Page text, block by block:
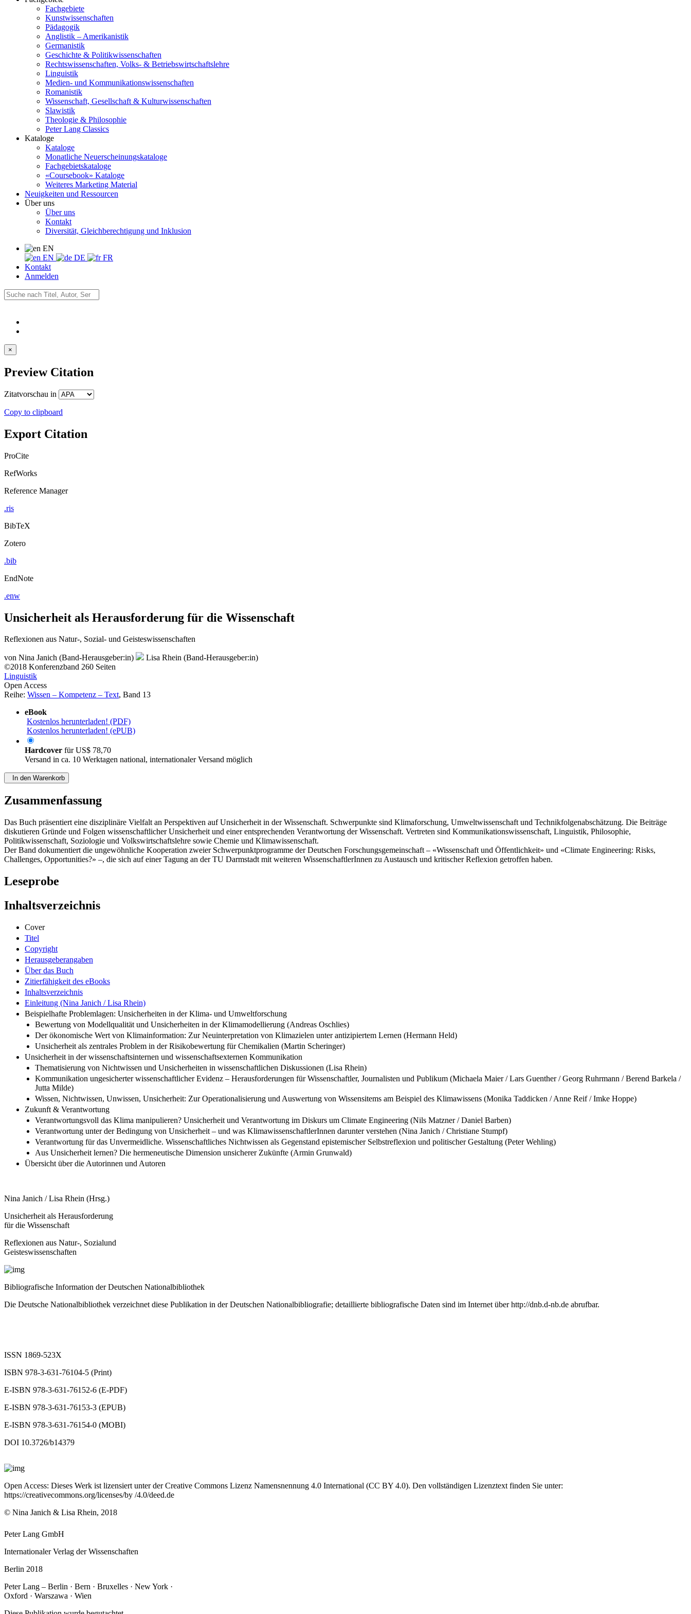
Fachgebiete
Kunstwissenschaften
Pädagogik
Anglistik – Amerikanistik
Germanistik
Geschichte & Politikwissenschaften
Rechtswissenschaften, Volks- & Betriebswirtschaftslehre
Linguistik
Medien- und Kommunikationswissenschaften
Romanistik
Wissenschaft, Gesellschaft & Kulturwissenschaften
Slawistik
Theologie & Philosophie
Peter Lang Classics
Kataloge
Kataloge
Monatliche Neuerscheinungskataloge
Fachgebietskataloge
«Coursebook» Kataloge
Weiteres Marketing Material
Neuigkeiten und Ressourcen
Über uns
Über uns
Kontakt
Diversität, Gleichberechtigung und Inklusion
EN
EN
DE
FR
Kontakt
Anmelden
×
Preview Citation
Zitatvorschau in
Copy to clipboard
Export Citation
ProCite
RefWorks
Reference Manager
.ris
BibTeX
Zotero
.bib
EndNote
.enw
Unsicherheit als Herausforderung für die Wissenschaft
Reflexionen aus Natur-, Sozial- und Geisteswissenschaften
von Nina Janich (Band-Herausgeber:in)
Lisa Rhein (Band-Herausgeber:in)
©2018 Konferenzband 260 Seiten
Linguistik
Open Access
Reihe: Wissen – Kompetenz – Text, Band 13
eBook
Kostenlos herunterladen! (PDF)
Kostenlos herunterladen! (ePUB)
Hardcover fürUS$ 78,70
Versand in ca. 10 Werktagen national, internationaler Versand möglich
In den Warenkorb
Zusammenfassung
Das Buch präsentiert eine disziplinäre Vielfalt an Perspektiven auf Unsicherheit in der Wissenschaft. Schwerpunkte sind Klimaforschung, Umweltwissenschaft und Technikfolgenabschätzung. Die Beiträge
diskutieren Gründe und Folgen wissenschaftlicher Unsicherheit und einer entsprechenden Verantwortung der Wissenschaft. Vertreten sind Kommunikationswissenschaft, Linguistik, Philosophie,
Politikwissenschaft, Soziologie und Volkswirtschaftslehre sowie Chemie und Klimawissenschaft.
Der Band dokumentiert die ungewöhnliche Kooperation zweier Schwerpunktprogramme der Deutschen Forschungsgemeinschaft – «Wissenschaft und Öffentlichkeit» und «Climate Engineering: Risks,
Challenges, Opportunities?» –, die sich auf einer Tagung an der TU Darmstadt mit weiteren WissenschaftlerInnen zu Austausch und kritischer Reflexion getroffen haben.
Leseprobe
Inhaltsverzeichnis
Cover
Titel
Copyright
Herausgeberangaben
Über das Buch
Zitierfähigkeit des eBooks
Inhaltsverzeichnis
Einleitung (Nina Janich / Lisa Rhein)
Beispielhafte Problemlagen: Unsicherheiten in der Klima- und Umweltforschung
Bewertung von Modellqualität und Unsicherheiten in der Klimamodellierung (Andreas Oschlies)
Der ökonomische Wert von Klimainformation: Zur Neuinterpretation von Klimazielen unter antizipiertem Lernen (Hermann Held)
Unsicherheit als zentrales Problem in der Risikobewertung für Chemikalien (Martin Scheringer)
Unsicherheit in der wissenschaftsinternen und wissenschaftsexternen Kommunikation
Thematisierung von Nichtwissen und Unsicherheiten in wissenschaftlichen Diskussionen (Lisa Rhein)
Kommunikation ungesicherter wissenschaftlicher Evidenz – Herausforderungen für Wissenschaftler, Journalisten und Publikum (Michaela Maier / Lars Guenther / Georg Ruhrmann / Berend Barkela /
Jutta Milde)
Wissen, Nichtwissen, Unwissen, Unsicherheit: Zur Operationalisierung und Auswertung von Wissensitems am Beispiel des Klimawissens (Monika Taddicken / Anne Reif / Imke Hoppe)
Zukunft & Verantwortung
Verantwortungsvoll das Klima manipulieren? Unsicherheit und Verantwortung im Diskurs um Climate Engineering (Nils Matzner / Daniel Barben)
Verantwortung unter der Bedingung von Unsicherheit – und was KlimawissenschaftlerInnen darunter verstehen (Nina Janich / Christiane Stumpf)
Verantwortung für das Unvermeidliche. Wissenschaftliches Nichtwissen als Gegenstand epistemischer Selbstreflexion und politischer Gestaltung (Peter Wehling)
Aus Unsicherheit lernen? Die hermeneutische Dimension unsicherer Zukünfte (Armin Grunwald)
Übersicht über die Autorinnen und Autoren
Nina Janich / Lisa Rhein (Hrsg.)
Unsicherheit als Herausforderung
für die Wissenschaft
Reflexionen aus Natur-, Sozialund
Geisteswissenschaften
Bibliografische Information der Deutschen Nationalbibliothek
Die Deutsche Nationalbibliothek verzeichnet diese Publikation in der Deutschen Nationalbibliografie; detaillierte bibliografische Daten sind im Internet überhttp://dnb.d-nb.de abrufbar.
ISSN 1869-523X
ISBN 978-3-631-76104-5 (Print)
E-ISBN 978-3-631-76152-6 (E-PDF)
E-ISBN 978-3-631-76153-3 (EPUB)
E-ISBN 978-3-631-76154-0 (MOBI)
DOI 10.3726/b14379
Open Access: Dieses Werk ist lizensiert unter der Creative Commons Lizenz Namensnennung 4.0 International (CC BY 4.0). Den vollständigen Lizenztext finden Sie unter:
https://creativecommons.org/licenses/by /4.0/deed.de
© Nina Janich & Lisa Rhein, 2018
Peter Lang GmbH
Internationaler Verlag der Wissenschaften
Berlin 2018
Peter Lang – Berlin · Bern · Bruxelles · New York ·
Oxford · Warszawa · Wien